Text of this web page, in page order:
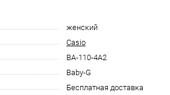
женский
Casio
BA-110-4A2
Baby-G
Бесплатная доставка